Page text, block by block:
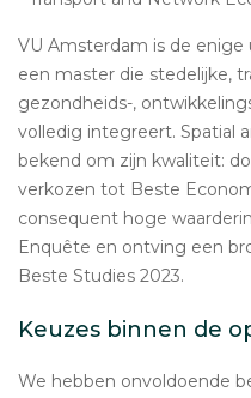
VU Amsterdam is de
een master die stedelijke,
gezondheids-,
volledig integreert. Spatial
bekend om zijn kwaliteit:
verkozen tot Beste
consequent hoge
Enquête en ontving een
Beste Studies 2023.
Keuzes binnen de
We hebben onvoldoende